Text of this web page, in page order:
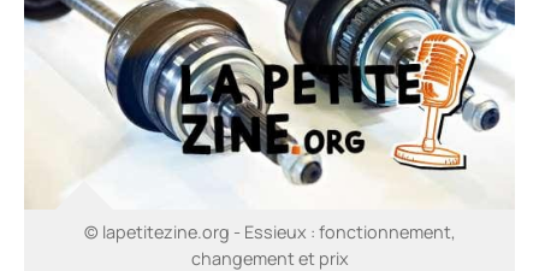
© lapetitezine.org - Essieux : fonctionnement,
changement et prix